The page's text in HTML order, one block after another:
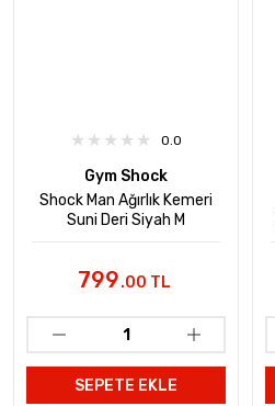
0.0
Gym Shock
Shock Man Ağırlık Kemeri
Suni Deri Siyah M
799.00 TL
SEPETE EKLE